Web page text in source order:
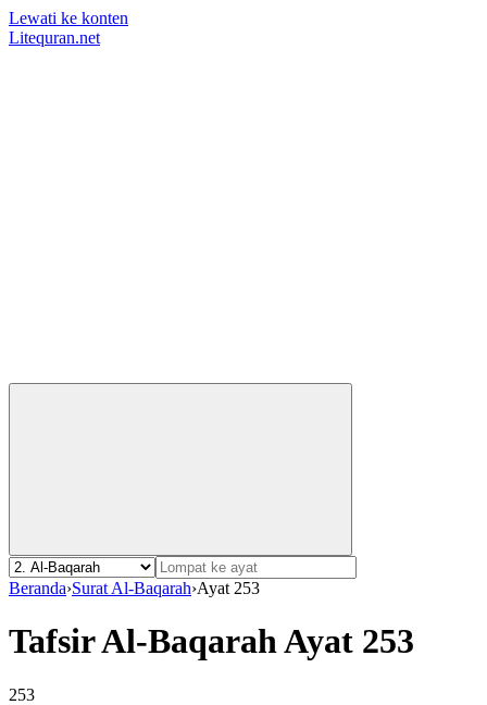
Lewati ke konten
Litequran.net
Beranda›Surat Al-Baqarah›Ayat 253
Tafsir Al-Baqarah Ayat 253
253